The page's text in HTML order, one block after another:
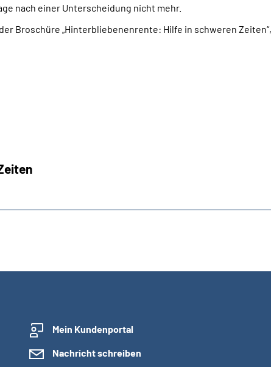
nach einer Unterscheidung nicht mehr.
Broschüre „Hinterbliebenenrente: Hilfe in schweren
Mein Kundenportal
Nachricht schreiben